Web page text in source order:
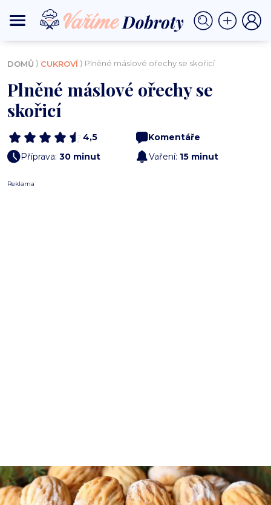
DOMŮ ⟩ CUKROVÍ ⟩ Plněné máslové ořechy se skořicí
Plněné máslové ořechy se
skořicí
4,5
Komentáře
Příprava: 30 minut Vaření: 15 minut
Reklama